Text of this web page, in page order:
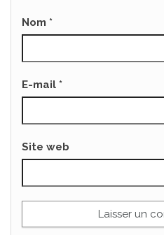
Nom *
E-mail *
Site web